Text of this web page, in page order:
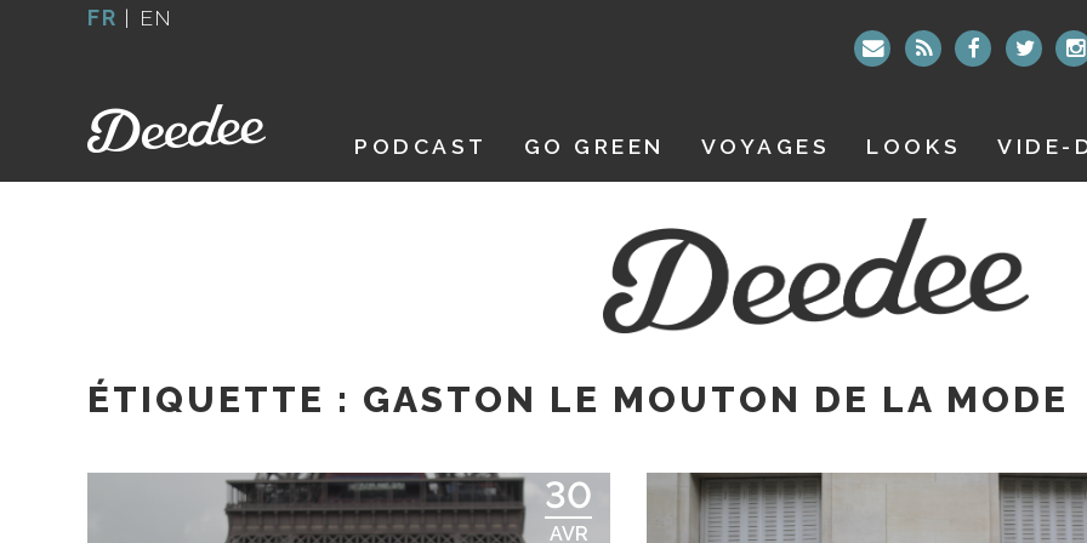
FR | EN
PODCAST GO GREEN VOYAGES LOOKS VIDE-
ÉTIQUETTE : GASTON LE MOUTON DE LA MODE
30
AVR